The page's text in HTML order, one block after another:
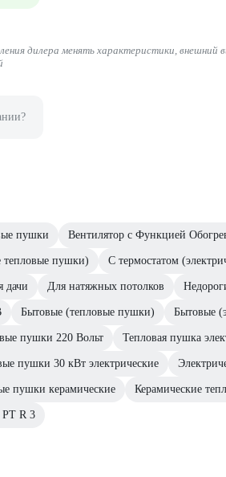
дилера менять характеристики,
пушки Вентилятор с Функцией
тепловые пушки) С термостатом
дачи Для натяжных потолков
Бытовые (тепловые пушки) Бытовые
пушки 220 Вольт Тепловая пушка
пушки 30 кВт электрические
пушки керамические Керамические
R 3